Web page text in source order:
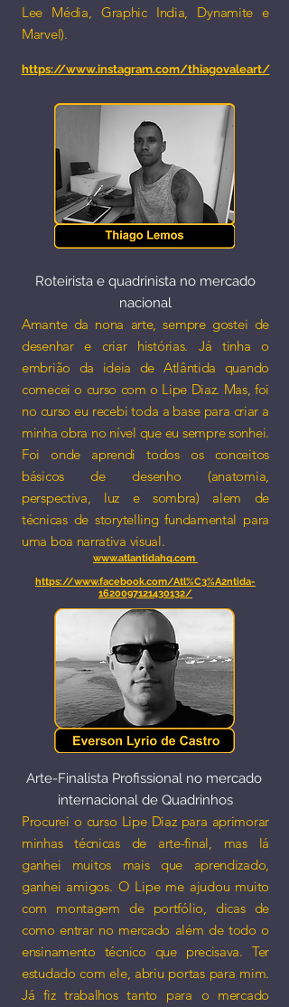
Lee Média, Graphic India, Dynamite e
Marvel).
https://www.instagram.com/thiagovaleart/
Roteirista e quadrinista no mercado
nacional
Amante da nona arte, sempre gostei de
desenhar e criar histórias. Já tinha o
embrião da ideia de Atlântida quando
comecei o curso com o Lipe Diaz. Mas, foi
no curso eu recebi toda a base para criar a
minha obra no nível que eu sempre sonhei.
Foi onde aprendi todos os conceitos
básicos de desenho (anatomia,
perspectiva, luz e sombra) alem de
técnicas de storytelling fundamental para
uma boa narrativa visual.
www.atlantidahq.com
https://www.facebook.com/Atl%C3%A2ntida-
1620097121430132/
Arte-Finalista Profissional no mercado
internacional​ de Quadrinhos
Procurei o curso Lipe Diaz para aprimorar
minhas técnicas de arte-final, mas lá
ganhei muitos mais que aprendizado,
ganhei amigos. O Lipe me ajudou muito
com montagem de portfólio, dicas de
como entrar no mercado além de todo o
ensinamento técnico que precisava. Ter
estudado com ele, abriu portas para mim.
Já fiz trabalhos tanto para o mercado